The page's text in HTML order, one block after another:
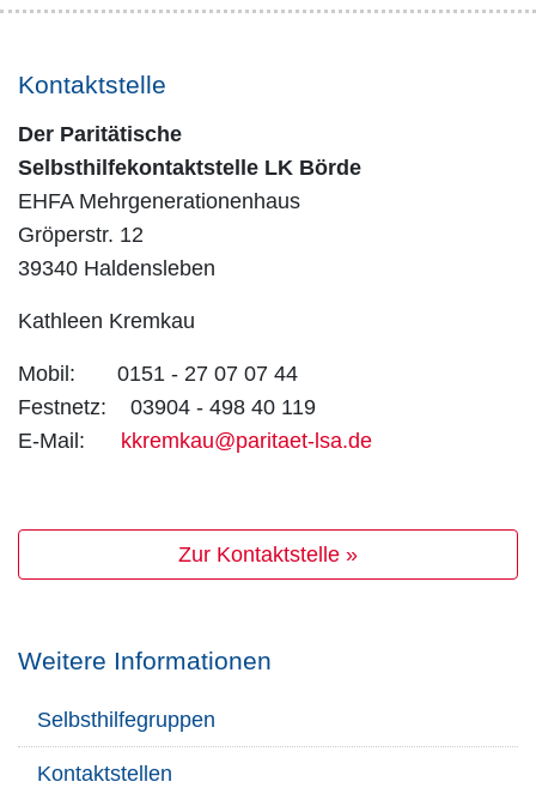
Kontaktstelle
Der Paritätische
Selbsthilfekontaktstelle LK Börde
EHFA Mehrgenerationenhaus
Gröperstr. 12
39340 Haldensleben
Kathleen Kremkau
Mobil: 0151 - 27 07 07 44
Festnetz: 03904 - 498 40 119
E-Mail: kkremkau@paritaet-lsa.de
Zur Kontaktstelle »
Weitere Informationen
Selbsthilfegruppen
Kontaktstellen